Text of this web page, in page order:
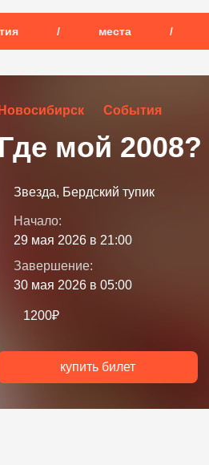
/ места /
Новосибирск События
Где мой 2008?
купить билет
Звезда, Бердский тупик
Начало:
29 мая 2026 в 21:00
Завершение:
30 мая 2026 в 05:00
1200₽